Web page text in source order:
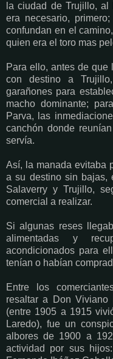
la ciudad de Trujillo, al
era necesario,
confundan en el
quien era el toro mas
Para ello, antes de que
con destino a
garañones para
macho dominante;
Parva, las
canchón donde
servía.
Así, la manada evitaba
a su destino sin bajas,
Salaverry y Trujillo,
comercial a realizar.
Si algunas reses
alimentadas y
acondicionados para
tenían o habían
Entre los
resaltar a Don Viviano
(entre 1905 a 1915
Laredo), fue un
albores de 1900 a
actividad por sus